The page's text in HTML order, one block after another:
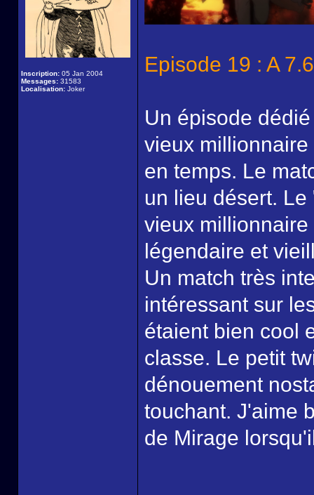
Inscription: 05 Jan 2004
Messages: 31583
Localisation: Joker
Episode 19 : A
Un épisode
vieux
en temps. Le
un lieu désert.
vieux
légendaire et
Un match très
intéressant sur
étaient bien cool
classe. Le petit
dénouement
touchant. J'aime
de Mirage